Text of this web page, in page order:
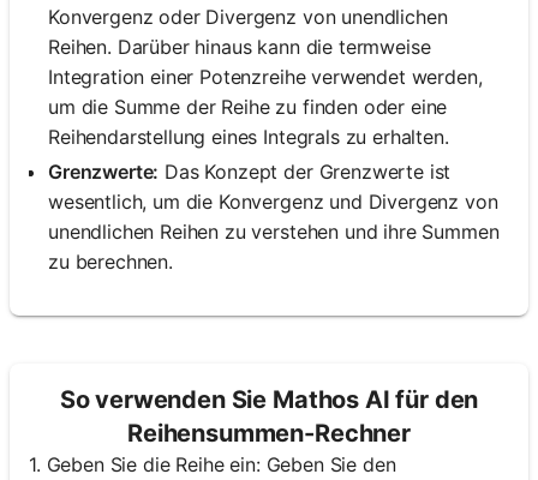
Konvergenz oder Divergenz von unendlichen
Reihen. Darüber hinaus kann die termweise
Integration einer Potenzreihe verwendet werden,
um die Summe der Reihe zu finden oder eine
Reihendarstellung eines Integrals zu erhalten.
Grenzwerte: Das Konzept der Grenzwerte ist
wesentlich, um die Konvergenz und Divergenz von
unendlichen Reihen zu verstehen und ihre Summen
zu berechnen.
So verwenden Sie Mathos AI für den
Reihensummen-Rechner
1. Geben Sie die Reihe ein: Geben Sie den